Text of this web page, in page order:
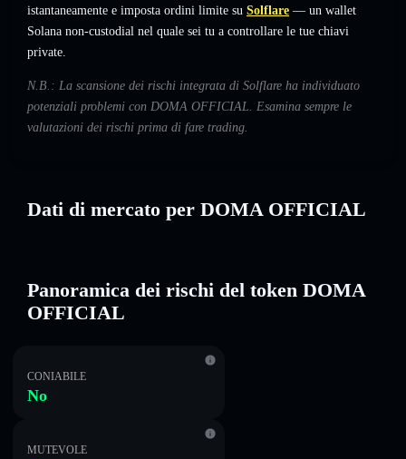
istantaneamente e imposta ordini limite su Solflare — un wallet
Solana non-custodial nel quale sei tu a controllare le tue chiavi
private.
N.B.: La scansione dei rischi integrata di Solflare ha individuato
potenziali problemi con DOMA OFFICIAL. Esamina sempre le
valutazioni dei rischi prima di fare trading.
Dati di mercato per DOMA OFFICIAL
Panoramica dei rischi del token DOMA
OFFICIAL
CONIABILE
No
MUTEVOLE